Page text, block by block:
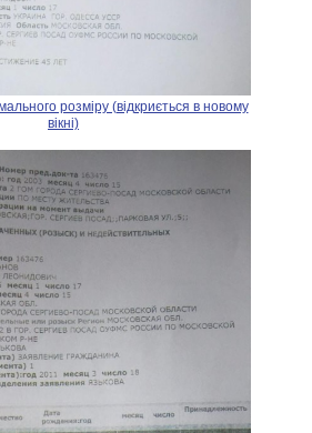
розміру (відкриється в новому
вікні)